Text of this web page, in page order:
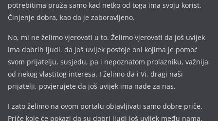
potrebitima pruža samo kad netko od toga ima svoju korist.
Činjenje dobra, kao da je zaboravljeno.
No, mi ne želimo vjerovati u to. Želimo vjerovati da još uvijek
ima dobrih ljudi. da još uvijek postoje oni kojima je pomoć
svom prijatelju, susjedu, pa i nepoznatom prolazniku, važnija
od nekog vlastitog interesa. I želimo da i Vi, dragi naši
prijatelji, povjerujete da još uvijek ima nade za nas.
I zato želimo na ovom portalu objavljivati samo dobre priče.
Priče koje će pokazi da su dobri ljudi još uvijek među nama.